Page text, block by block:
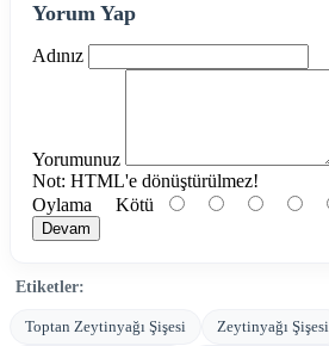
Yorum Yap
Adınız
Yorumunuz
Not: HTML'e dönüştürülmez!
Oylama Kötü
Devam
Etiketler:
Toptan Zeytinyağı Şişesi Zeytinyağı Şişesi